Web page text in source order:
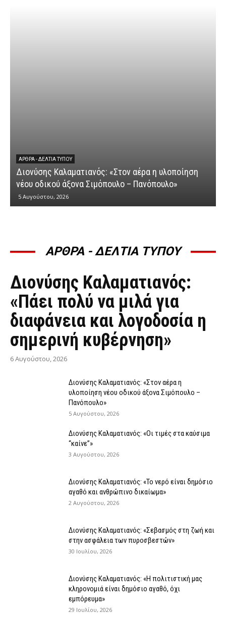
ΆΡΘΡΑ - ΔΕΛΤΊΑ ΤΎΠΟΥ
Διονύσης Καλαματιανός: «Στον αέρα η υλοποίηση
νέου οδικού άξονα Σιμόπουλο – Πανόπουλο»
5 Αυγούστου, 2026
ΑΡΘΡΑ - ΔΕΛΤΙΑ ΤΥΠΟΥ
ΆΡΘΡΑ - ΔΕΛΤΊΑ ΤΎΠΟΥ
Διονύσης Καλαματιανός:
«Πάει πολύ να μιλά για
διαφάνεια και λογοδοσία η
σημερινή κυβέρνηση»
6 Αυγούστου, 2026
Διονύσης Καλαματιανός: «Στον αέρα η
υλοποίηση νέου οδικού άξονα Σιμόπουλο –
Πανόπουλο»
5 Αυγούστου, 2026
Διονύσης Καλαματιανός: «Οι τιμές στα καύσιμα
“καίνε”»
3 Αυγούστου, 2026
Διονύσης Καλαματιανός: «Το νερό είναι δημόσιο
αγαθό και ανθρώπινο δικαίωμα»
2 Αυγούστου, 2026
Διονύσης Καλαματιανός: «Σεβασμός στη ζωή και
στην ασφάλεια των πυροσβεστών»
30 Ιουλίου, 2026
Διονύσης Καλαματιανός: «Η πολιτιστική μας
κληρονομιά είναι δημόσιο αγαθό, όχι
εμπόρευμα»
29 Ιουλίου, 2026